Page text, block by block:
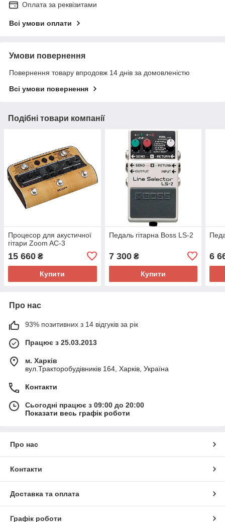
Оплата за реквізитами
Всі умови оплати
Умови повернення
Повернення товару впродовж 14 днів за домовленістю
Всі умови повернення
Подібні товари компанії
Процесор для акустичної
гітари Zoom AC-3
15 660 ₴
Купити
Педаль гітарна Boss LS-2
7 300₴
Купити
6
Про нас
93% позитивних з 14 відгуків за рік
Працює з 25.03.2013
м. Харків
вул.Тракторобудівників 164, Харків, Україна
Контакти
Сьогодні працює з 09:00 до 20:00
Показати весь графік роботи
Про нас
Контакти
Доставка та оплата
Графік роботи